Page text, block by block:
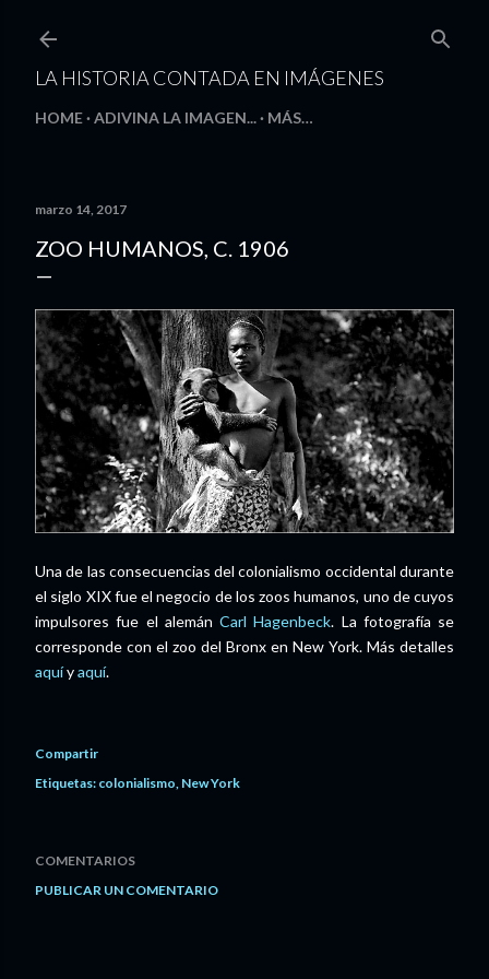
LA HISTORIA CONTADA EN IMÁGENES
HOME ADIVINA LA IMAGEN... MÁS…
marzo 14, 2017
ZOO HUMANOS, C. 1906
Una de las consecuencias del colonialismo occidental durante
el siglo XIX fue el negocio de los zoos humanos, uno de cuyos
impulsores fue el alemán Carl Hagenbeck. La fotografía se
corresponde con el zoo del Bronx en New York. Más detalles
aquíyaquí.
Compartir
Etiquetas: colonialismo New York
COMENTARIOS
PUBLICAR UN COMENTARIO